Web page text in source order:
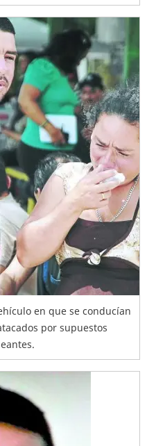
en que se conducían
por supuestos